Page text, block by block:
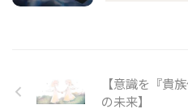
【意識を『貴
の未来】